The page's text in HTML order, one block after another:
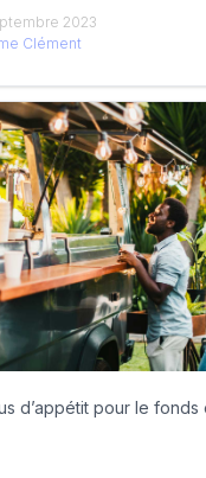
2023
Clément
d’appétit pour le fonds